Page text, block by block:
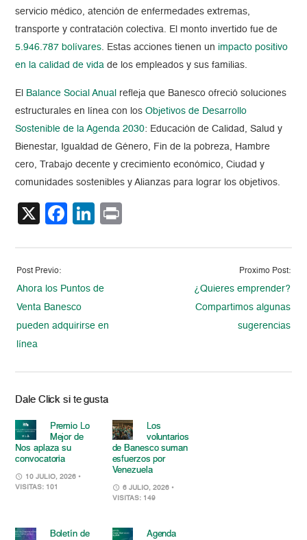
servicio médico, atención de enfermedades extremas,
transporte y contratación colectiva. El monto invertido fue de
5.946.787 bolívares. Estas acciones tienen unimpacto positivo
en la calidad de vida de los empleados y sus familias.
El Balance Social Anual refleja que Banesco ofreció soluciones
estructurales en línea con los Objetivos de Desarrollo
Sostenible de la Agenda 2030: Educación de Calidad, Salud y
Bienestar, Igualdad de Género, Fin de la pobreza, Hambre
cero, Trabajo decente y crecimiento económico, Ciudad y
comunidades sostenibles y Alianzas para lograr los objetivos.
X Facebook
LinkedIn
Post Previo:
Ahora los Puntos de
Venta Banesco
pueden adquirirse en
línea
Proximo Post:
¿Quieres emprender?
Compartimos algunas
sugerencias
Dale Click si te gusta
Premio Lo
Mejor de
Nos aplaza su
convocatoria
10 JULIO, 2026 •
VISITAS: 101
Los
voluntarios
de Banesco suman
esfuerzos por
Venezuela
6 JULIO, 2026 •
VISITAS: 149
Boletín de
Agenda